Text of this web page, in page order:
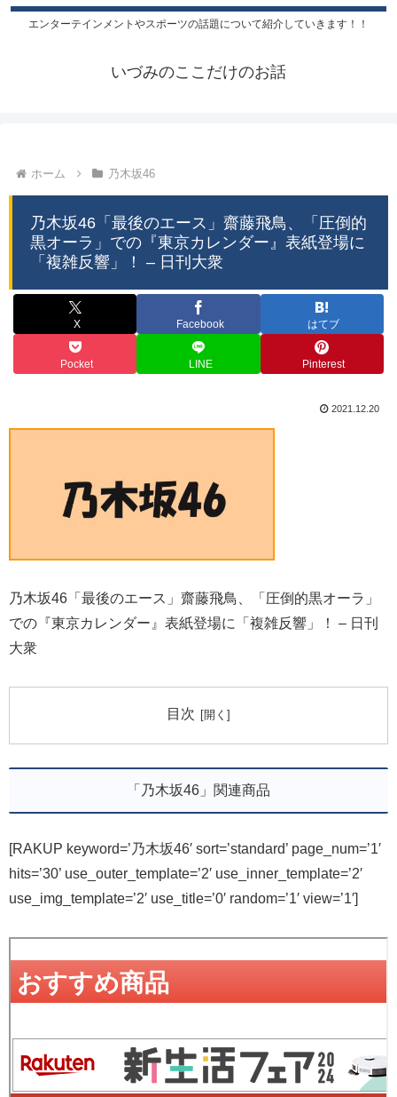
エンターテインメントやスポーツの話題について紹介していきます！！
いづみのここだけのお話
ホーム 乃木坂46
乃木坂46「最後のエース」齋藤飛鳥、「圧倒的
黒オーラ」での『東京カレンダー』表紙登場に
「複雑反響」！ – 日刊大衆
X Facebook はてブ
Pocket LINE Pinterest
2021.12.20
乃木坂46「最後のエース」齋藤飛鳥、「圧倒的黒オーラ」
での『東京カレンダー』表紙登場に「複雑反響」！ – 日刊
大衆
目次
「乃木坂46」関連商品
[RAKUP keyword=’乃木坂46′ sort=’standard’ page_num=’1′
hits=’30’ use_outer_template=’2′ use_inner_template=’2′
use_img_template=’2′ use_title=’0′ random=’1′ view=’1′]